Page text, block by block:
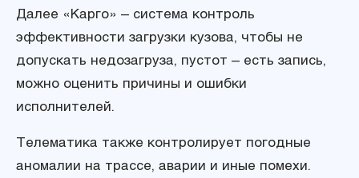
Далее «Карго» – система контроль
эффективности загрузки кузова, чтобы не
допускать недозагруза, пустот – есть запись,
можно оценить причины и ошибки
исполнителей.
Телематика также контролирует погодные
аномалии на трассе, аварии и иные помехи.